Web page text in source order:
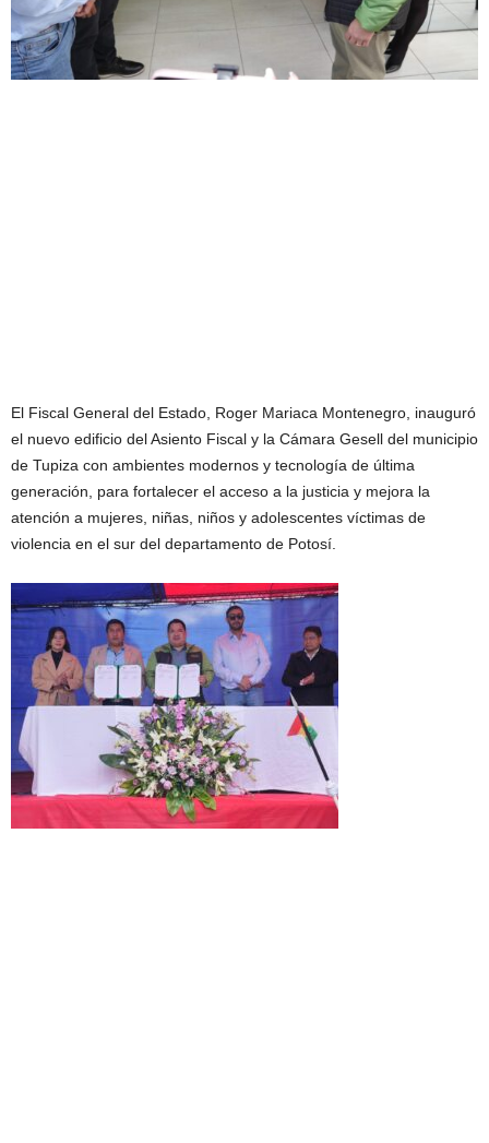
El Fiscal General del Estado, Roger Mariaca Montenegro, inauguró
el nuevo edificio del Asiento Fiscal y la Cámara Gesell del municipio
de Tupiza con ambientes modernos y tecnología de última
generación, para fortalecer el acceso a la justicia y mejora la
atención a mujeres, niñas, niños y adolescentes víctimas de
violencia en el sur del departamento de Potosí.